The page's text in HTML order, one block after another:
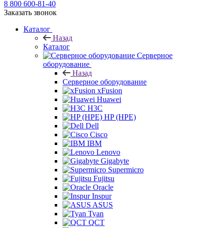
8 800 600-81-40
Заказать звонок
Каталог
Назад
Каталог
Серверное
оборудование
Назад
Серверное оборудование
xFusion
Huawei
H3C
HP (HPE)
Dell
Cisco
IBM
Lenovo
Gigabyte
Supermicro
Fujitsu
Oracle
Inspur
ASUS
Tyan
QCT